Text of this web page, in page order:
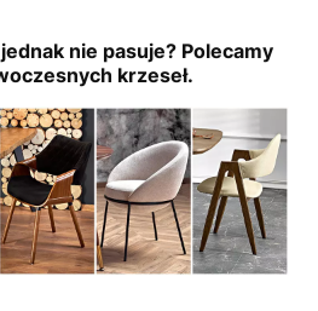
nie pasuje? Polecamy
krzeseł.